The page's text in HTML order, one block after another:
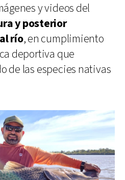
y videos del
y posterior
río, en cumplimiento
deportiva que
de las especies nativas